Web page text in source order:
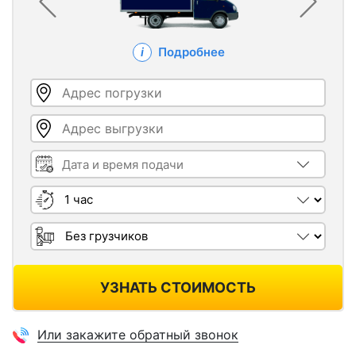
Подробнее
Адрес погрузки
Адрес выгрузки
Дата и время подачи
Длительность
Грузчики
УЗНАТЬ СТОИМОСТЬ
Или закажите обратный звонок